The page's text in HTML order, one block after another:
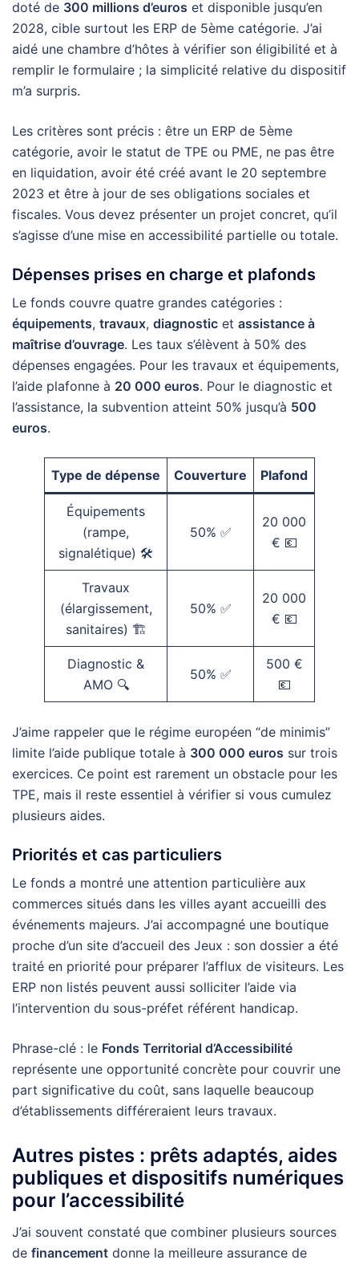
doté de 300 millions d’euros et disponible jusqu’en
2028, cible surtout les ERP de 5ème catégorie. J’ai
aidé une chambre d’hôtes à vérifier son éligibilité et à
remplir le formulaire ; la simplicité relative du dispositif
m’a surpris.
Les critères sont précis : être un ERP de 5ème
catégorie, avoir le statut de TPE ou PME, ne pas être
en liquidation, avoir été créé avant le 20 septembre
2023 et être à jour de ses obligations sociales et
fiscales. Vous devez présenter un projet concret, qu’il
s’agisse d’une mise en accessibilité partielle ou totale.
Dépenses prises en charge et plafonds
Le fonds couvre quatre grandes catégories :
équipements, travaux, diagnostic et assistance à
maîtrise d’ouvrage. Les taux s’élèvent à 50% des
dépenses engagées. Pour les travaux et équipements,
l’aide plafonne à 20 000 euros. Pour le diagnostic et
l’assistance, la subvention atteint 50% jusqu’à 500
euros.
Type de dépense Couverture Plafond
Équipements
(rampe,
signalétique) 🛠️
50% ✅
20 000
€ 💶
Travaux
(élargissement,
sanitaires) 🏗️
50% ✅
20 000
€ 💶
Diagnostic &
AMO 🔍
50% ✅
500 €
💶
J’aime rappeler que le régime européen “de minimis”
limite l’aide publique totale à 300 000 euros sur trois
exercices. Ce point est rarement un obstacle pour les
TPE, mais il reste essentiel à vérifier si vous cumulez
plusieurs aides.
Priorités et cas particuliers
Le fonds a montré une attention particulière aux
commerces situés dans les villes ayant accueilli des
événements majeurs. J’ai accompagné une boutique
proche d’un site d’accueil des Jeux : son dossier a été
traité en priorité pour préparer l’afflux de visiteurs. Les
ERP non listés peuvent aussi solliciter l’aide via
l’intervention du sous-préfet référent handicap.
Phrase-clé : le Fonds Territorial d’Accessibilité
représente une opportunité concrète pour couvrir une
part significative du coût, sans laquelle beaucoup
d’établissements différeraient leurs travaux.
Autres pistes : prêts adaptés, aides
publiques et dispositifs numériques
pour l’accessibilité
J’ai souvent constaté que combiner plusieurs sources
de financement donne la meilleure assurance de